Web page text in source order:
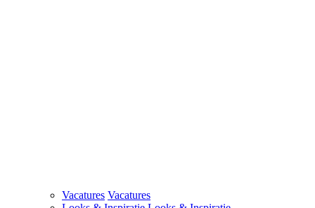
Vacatures Vacatures